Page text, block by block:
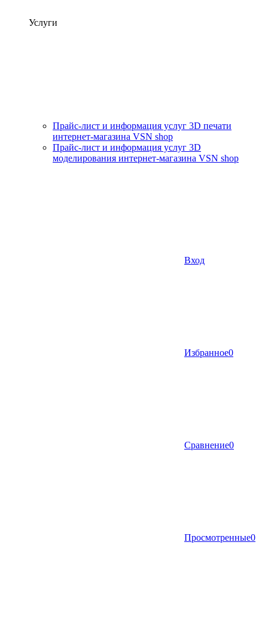
Услуги
Прайс-лист и информация услуг 3D печати
интернет-магазина VSN shop
Прайс-лист и информация услуг 3D
моделирования интернет-магазина VSN shop
Вход
Избранное0
Сравнение0
Просмотренные0